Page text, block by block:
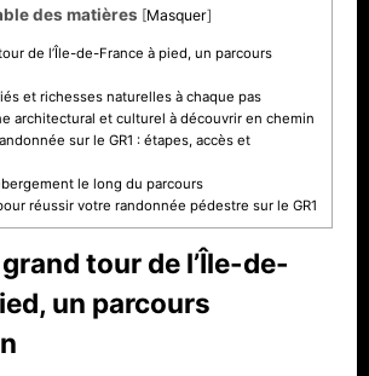
des matières [Masquer]
de l’Île-de-France à pied, un parcours
et richesses naturelles à chaque pas
architectural et culturel à découvrir en chemin
sur le GR1 : étapes, accès et
le long du parcours
réussir votre randonnée pédestre sur le GR1
grand tour de l’Île-de-
un parcours